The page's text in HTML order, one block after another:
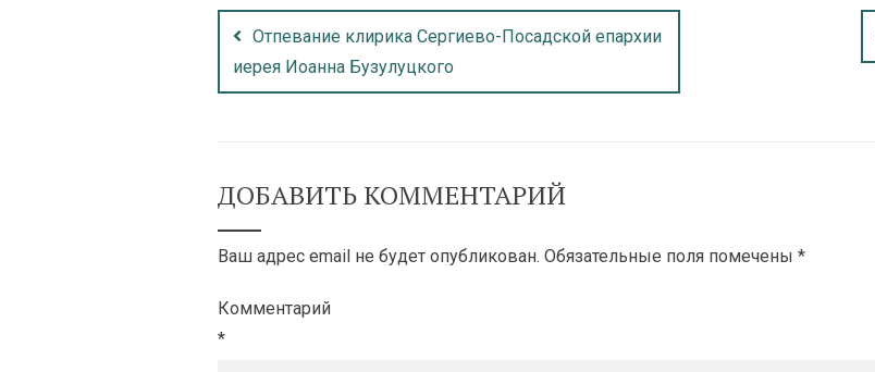
Отпевание клирика Сергиево-Посадской епархии
иерея Иоанна Бузулуцкого
ДОБАВИТЬ КОММЕНТАРИЙ
Ваш адрес email не будет опубликован. Обязательные поля помечены *
Комментарий
*